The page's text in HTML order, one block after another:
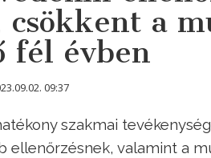
csökkent a
fél évben
09:37
szakmai
ellenőrzésnek, valamint a